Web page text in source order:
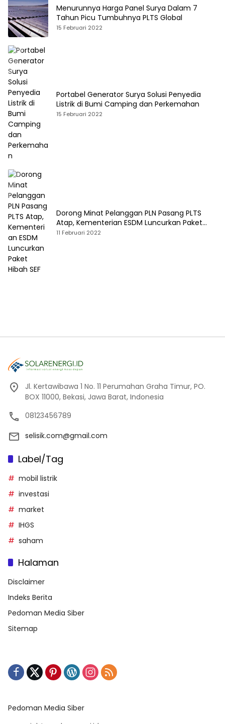
Menurunnya Harga Panel Surya Dalam 7
Tahun Picu Tumbuhnya PLTS Global
15 Februari 2022
Portabel Generator Surya Solusi Penyedia
Listrik di Bumi Camping dan Perkemahan
15 Februari 2022
Dorong Minat Pelanggan PLN Pasang PLTS
Atap, Kementerian ESDM Luncurkan Paket
Hibah SEF
11 Februari 2022
Jl. Kertawibawa 1 No. 11 Perumahan Graha Timur, PO.
BOX 11000, Bekasi, Jawa Barat, Indonesia
08123456789
selisik.com@gmail.com
Label/Tag
mobil listrik
investasi
market
IHGS
saham
Halaman
Disclaimer
Indeks Berita
Pedoman Media Siber
Sitemap
Pedoman Media Siber